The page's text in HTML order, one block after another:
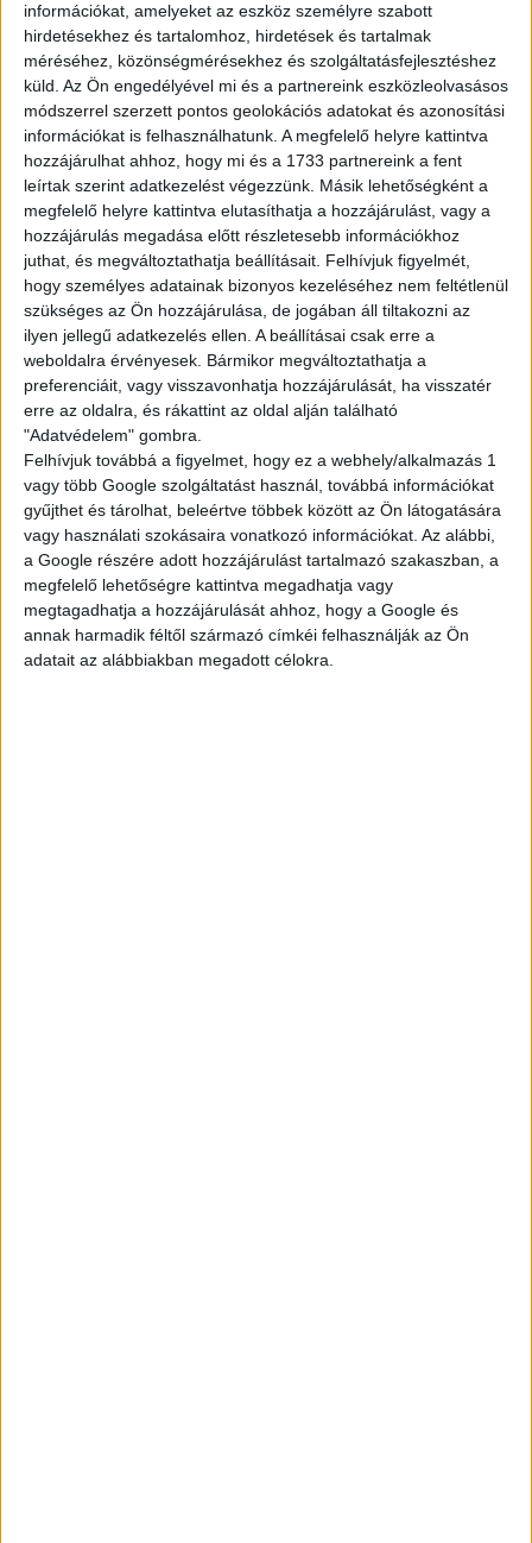
információkat, amelyeket az eszköz személyre szabott
hirdetésekhez és tartalomhoz, hirdetések és tartalmak
méréséhez, közönségmérésekhez és szolgáltatásfejlesztéshez
küld. Az Ön engedélyével mi és a partnereink eszközleolvasásos
módszerrel szerzett pontos geolokációs adatokat és azonosítási
információkat is felhasználhatunk. A megfelelő helyre kattintva
hozzájárulhat ahhoz, hogy mi és a 1733 partnereink a fent
leírtak szerint adatkezelést végezzünk. Másik lehetőségként a
megfelelő helyre kattintva elutasíthatja a hozzájárulást, vagy a
hozzájárulás megadása előtt részletesebb információkhoz
juthat, és megváltoztathatja beállításait. Felhívjuk figyelmét,
hogy személyes adatainak bizonyos kezeléséhez nem feltétlenül
szükséges az Ön hozzájárulása, de jogában áll tiltakozni az
ilyen jellegű adatkezelés ellen. A beállításai csak erre a
weboldalra érvényesek. Bármikor megváltoztathatja a
preferenciáit, vagy visszavonhatja hozzájárulását, ha visszatér
erre az oldalra, és rákattint az oldal alján található
"Adatvédelem" gombra.
Felhívjuk továbbá a figyelmet, hogy ez a webhely/alkalmazás 1
vagy több Google szolgáltatást használ, továbbá információkat
gyűjthet és tárolhat, beleértve többek között az Ön látogatására
vagy használati szokásaira vonatkozó információkat. Az alábbi,
a Google részére adott hozzájárulást tartalmazó szakaszban, a
megfelelő lehetőségre kattintva megadhatja vagy
megtagadhatja a hozzájárulását ahhoz, hogy a Google és
annak harmadik féltől származó címkéi felhasználják az Ön
adatait az alábbiakban megadott célokra.
Join to the WOLT couriers’ team and work whenever
you want to! Ride your bike,hop on your rollerskate and
pickup the orders!
Tasks:
Deliver the orders
Requirements:
Full-time student legal relationship
Own vehicle
Costumer-friendly attitude
Basic Hungarian knowledge
Avarage available hourly wage:
gross 2.022-5.482,- HUF/hour (informative)
JELENTKEZÉS